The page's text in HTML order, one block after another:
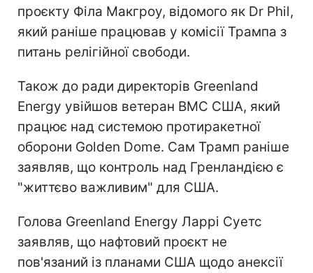
проєкту Філа Макгроу, відомого як Dr Phil,
який раніше працював у комісії Трампа з
питань релігійної свободи.
Також до ради директорів Greenland
Energy увійшов ветеран ВМС США, який
працює над системою протиракетної
оборони Golden Dome. Сам Трамп раніше
заявляв, що контроль над Гренландією є
"життєво важливим" для США.
Голова Greenland Energy Ларрі Суетс
заявляв, що нафтовий проєкт не
пов'язаний із планами США щодо анексії